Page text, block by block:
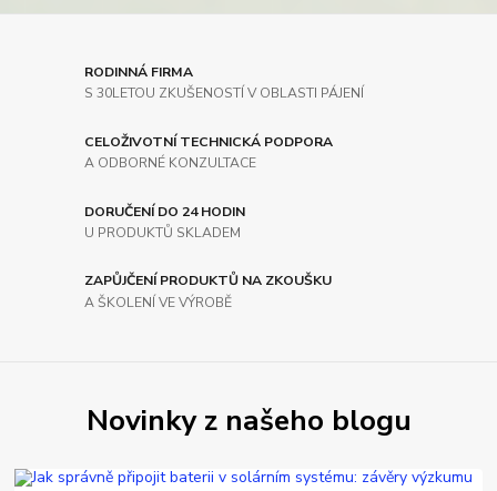
RODINNÁ FIRMA
S 30LETOU ZKUŠENOSTÍ V OBLASTI PÁJENÍ
CELOŽIVOTNÍ TECHNICKÁ PODPORA
A ODBORNÉ KONZULTACE
DORUČENÍ DO 24 HODIN
U PRODUKTŮ SKLADEM
ZAPŮJČENÍ PRODUKTŮ NA ZKOUŠKU
A ŠKOLENÍ VE VÝROBĚ
Novinky z našeho blogu